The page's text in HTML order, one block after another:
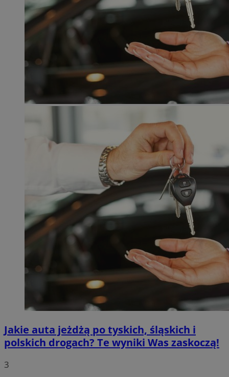
Jakie auta jeżdżą po tyskich, śląskich i
polskich drogach? Te wyniki Was zaskoczą!
3